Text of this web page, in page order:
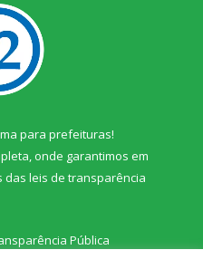
para prefeituras!
onde garantimos em
das leis de transparência
Pública